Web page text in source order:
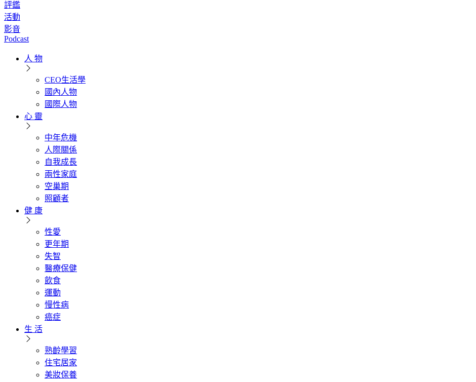
評鑑
活動
影音
Podcast
人 物
CEO生活學
國內人物
國際人物
心 靈
中年危機
人際關係
自我成長
兩性家庭
空巢期
照顧者
健 康
性愛
更年期
失智
醫療保健
飲食
運動
慢性病
癌症
生 活
熟齡學習
住宅居家
美妝保養